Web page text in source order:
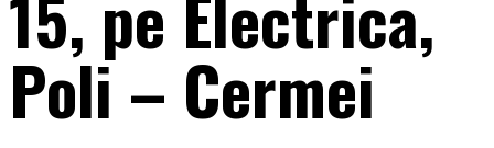
Poli – Cermei